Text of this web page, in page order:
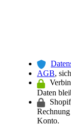
AGB,
Daten
Konto.